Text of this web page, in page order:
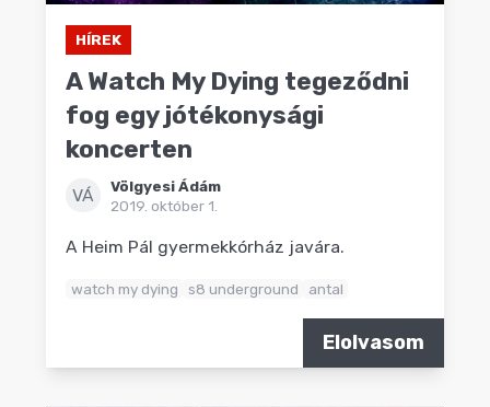
HÍREK
A Watch My Dying tegeződni
fog egy jótékonysági
koncerten
VÁ
Völgyesi Ádám
2019. október 1.
A Heim Pál gyermekkórház javára.
watch my dying s8 underground antal
Elolvasom